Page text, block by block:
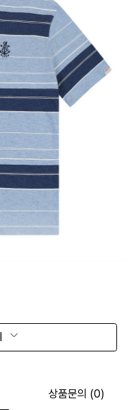
상품문의 (0)